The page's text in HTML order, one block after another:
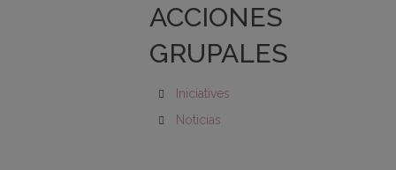
ACCIONES
GRUPALES
Iniciatives
Noticias